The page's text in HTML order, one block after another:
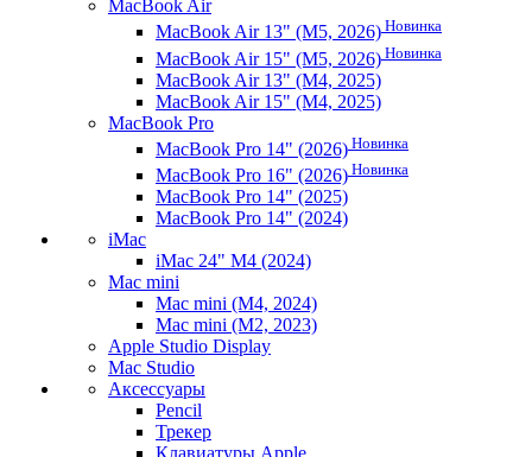
MacBook Air
MacBook Air 13" (M5, 2026) Новинка
MacBook Air 15" (M5, 2026) Новинка
MacBook Air 13" (M4, 2025)
MacBook Air 15" (M4, 2025)
MacBook Pro
MacBook Pro 14" (2026) Новинка
MacBook Pro 16" (2026) Новинка
MacBook Pro 14" (2025)
MacBook Pro 14" (2024)
iMac
iMac 24" M4 (2024)
Mac mini
Mac mini (M4, 2024)
Mac mini (M2, 2023)
Apple Studio Display
Mac Studio
Аксессуары
Pencil
Трекер